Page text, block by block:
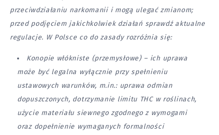
przeciwdziałaniu narkomanii i mogą ulegać zmianom;
przed podjęciem jakichkolwiek działań sprawdź aktualne
regulacje. W Polsce co do zasady rozróżnia się:
Konopie włókniste (przemysłowe) – ich uprawa
może być legalna wyłącznie przy spełnieniu
ustawowych warunków, m.in.: uprawa odmian
dopuszczonych, dotrzymanie limitu THC w roślinach,
użycie materiału siewnego zgodnego z wymogami
oraz dopełnienie wymaganych formalności